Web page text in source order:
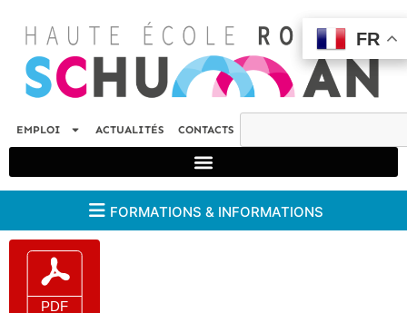
EMPLOI ACTUALITÉS CONTACTS
FORMATIONS & INFORMATIONS
FR
FR